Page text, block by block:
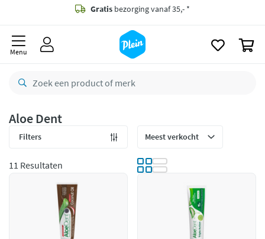
Gratis bezorging vanaf 35,- *
Bestelling uiterlijkzaterdag
retourneren
Betaal met Klarna
Menu
Aloe Dent
Filters
11 Resultaten